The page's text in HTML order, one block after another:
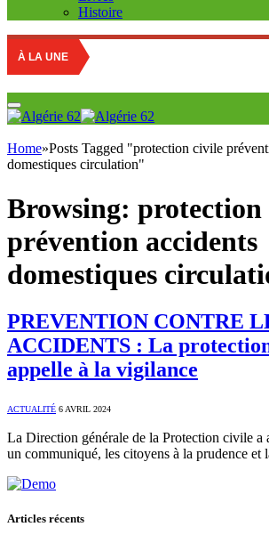
Histoire
À LA UNE
Home»Posts Tagged "protection civile
domestiques circulation"
Browsing: protection
prévention accidents
domestiques
PREVENTION CONTRE
ACCIDENTS : La
appelle à la vigilance
ACTUALITÉ 6 AVRIL 2024
La Direction générale de la Protection civile a
un communiqué, les citoyens à la prudence
Articles récents